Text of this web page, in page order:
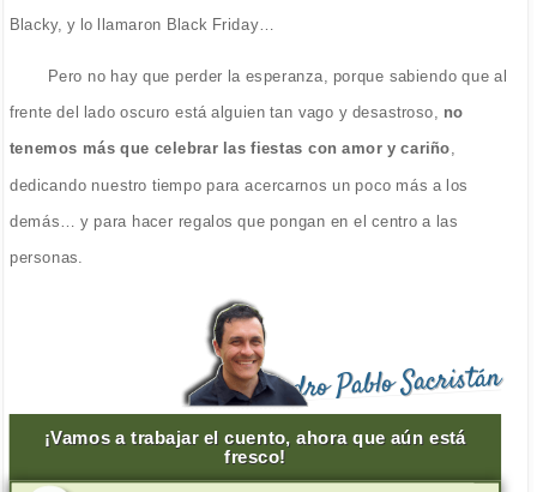
Blacky, y lo llamaron Black Friday…
Pero no hay que perder la esperanza, porque sabiendo que al
frente del lado oscuro está alguien tan vago y desastroso, no
tenemos más que celebrar las fiestas con amor y cariño,
dedicando nuestro tiempo para acercarnos un poco más a los
demás… y para hacer regalos que pongan en el centro a las
personas.
Pedro Pablo Sacristán
¡Vamos a trabajar el cuento, ahora que aún está
fresco!